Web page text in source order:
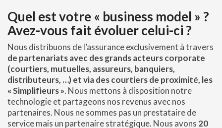
Quel est votre « business model » ?
Avez-vous fait évoluer celui-ci ?
Nous distribuons de l’assurance exclusivement à travers
de partenariats avec des grands acteurs corporate
(courtiers, mutuelles, assureurs, banquiers,
distributeurs, …) et via des courtiers de proximité, les
« Simplifieurs ». Nous mettons à disposition notre
technologie et partageons nos revenus avec nos
partenaires. Nous ne sommes pas un prestataire de
service mais un partenaire stratégique. Nous avons 20